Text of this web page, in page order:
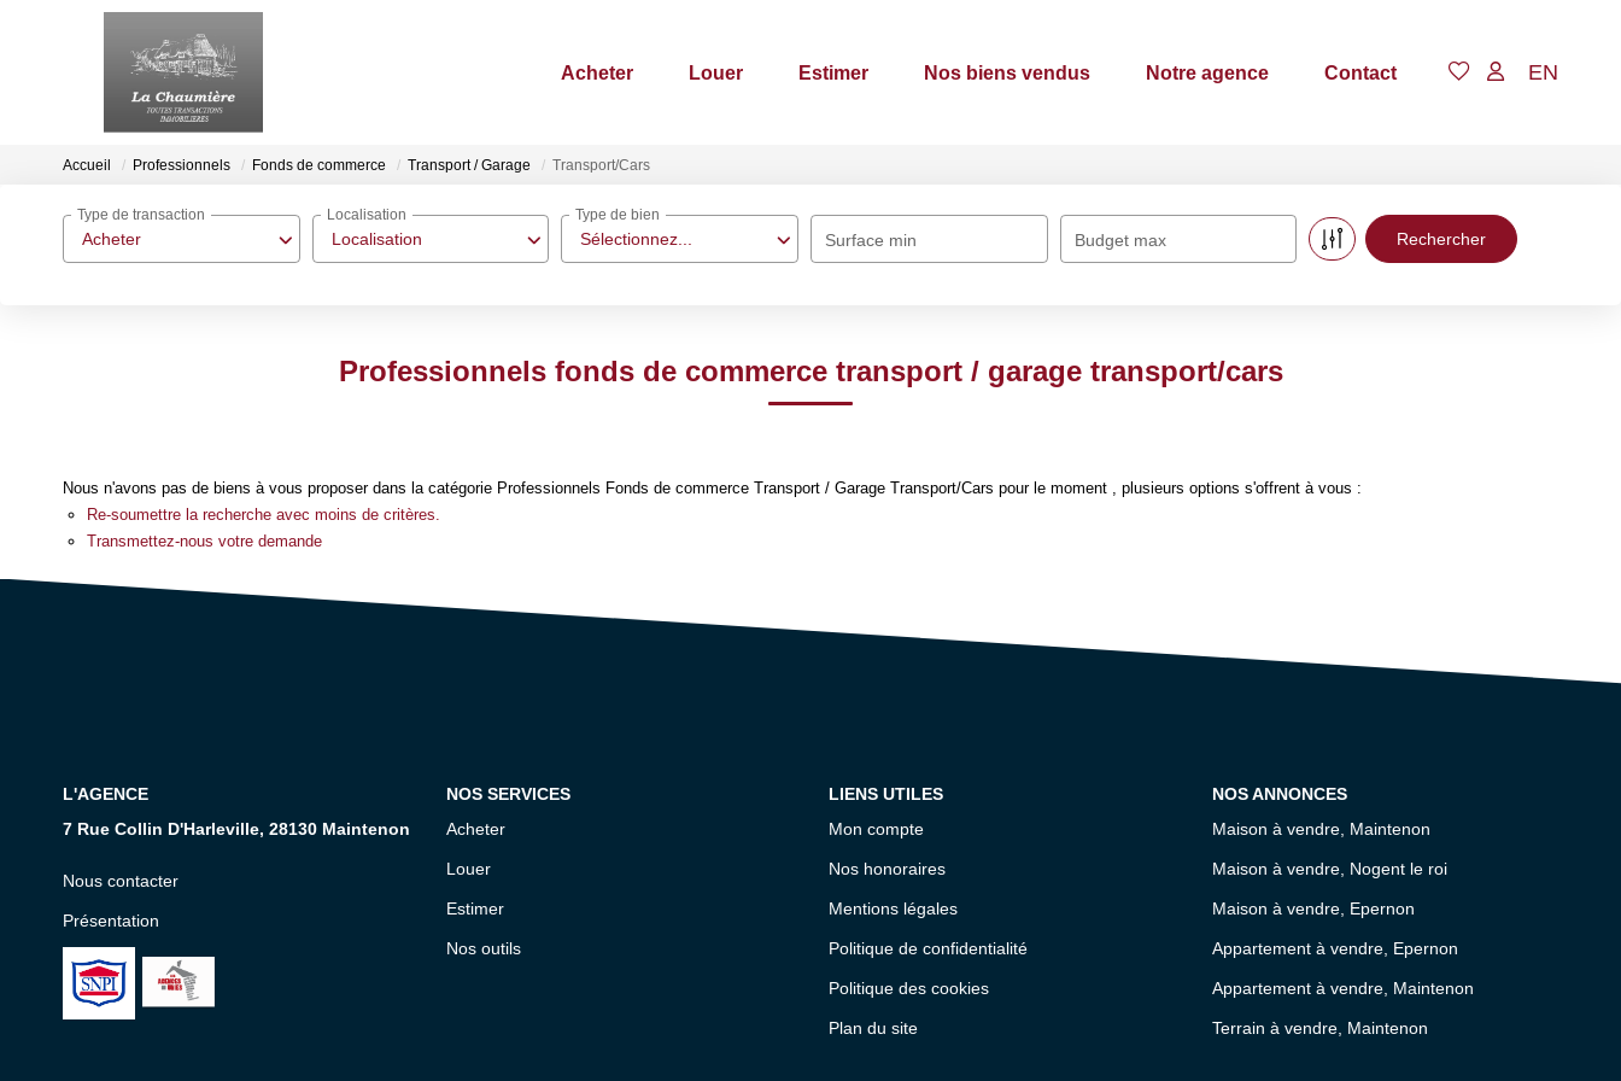
Acheter Louer Estimer Nos biens vendus Notre agence Contact EN
Accueil Professionnels Fonds de commerce Transport / Garage Transport/Cars
Acheter
Type de transaction
Localisation
Localisation
Sélectionnez...
Type de bien
Surface min Budget max
Professionnels fonds de commerce transport / garage transport/cars
Nous n'avons pas de biens à vous proposer dans la catégorie Professionnels Fonds de commerce Transport / Garage Transport/Cars pour le moment , plusieurs options s'offrent à vous :
Re-soumettre la recherche avec moins de critères.
Transmettez-nous votre demande
L'AGENCE
7 Rue Collin D'Harleville, 28130 Maintenon
Nous contacter
Présentation
NOS SERVICES
Acheter
Louer
Estimer
Nos outils
LIENS UTILES
Mon compte
Nos honoraires
Mentions légales
Politique de confidentialité
Politique des cookies
Plan du site
NOS ANNONCES
Maison à vendre, Maintenon
Maison à vendre, Nogent le roi
Maison à vendre, Epernon
Appartement à vendre, Epernon
Appartement à vendre, Maintenon
Terrain à vendre, Maintenon